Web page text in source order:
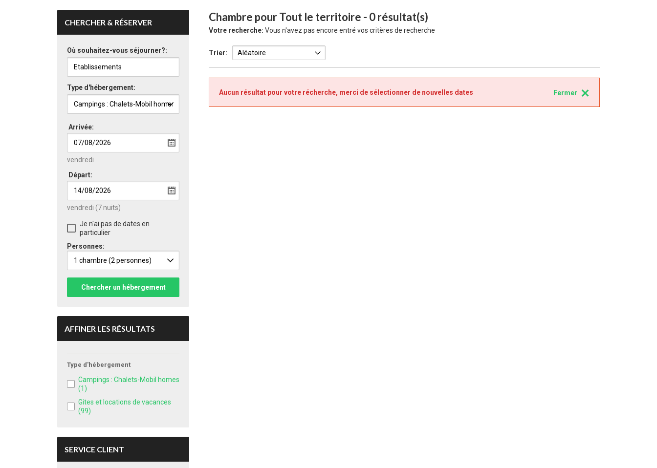
Chambre pour Tout le territoire - 0 résultat(s)
Votre recherche: Vous n'avez pas encore entré vos critères de recherche
Trier:
Fermer
Aucun résultat pour votre récherche, merci de sélectionner de nouvelles dates
CHERCHER & RÉSERVER
Où souhaitez-vous séjourner?:
Type d'hébergement:
Arrivée:
vendredi
Départ:
vendredi (7 nuits)
Je n'ai pas de dates en
particulier
Personnes:
1 chambre (2 personnes)
Chercher un hébergement
AFFINER LES RÉSULTATS
Type d'hébergement
Campings : Chalets-Mobil homes
(1)
Gites et locations de vacances
(99)
SERVICE CLIENT